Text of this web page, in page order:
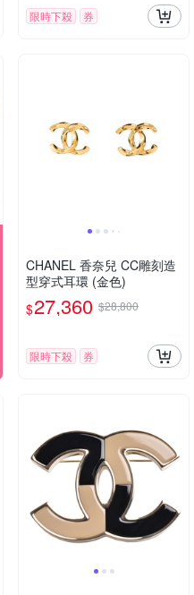
限時下殺 券
CHANEL 香奈兒 CC雕刻造
型穿式耳環 (金色)
$27,360 $28,800
限時下殺 券